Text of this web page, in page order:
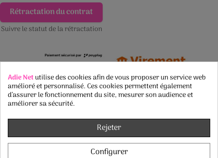
Rétractation du contrat
Suivre le statut de la rétractation
Adie Netutilise des cookies afin de vous proposer un service web
amélioré et personnalisé. Ces cookies permettent également
d’assurer le fonctionnement du site, mesurer son audience et
améliorer sa sécurité.
Rejeter
Configurer